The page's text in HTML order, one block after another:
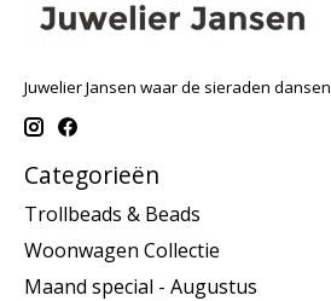
Juwelier Jansen waar de sieraden dansen
Categorieën
Trollbeads & Beads
Woonwagen Collectie
Maand special - Augustus